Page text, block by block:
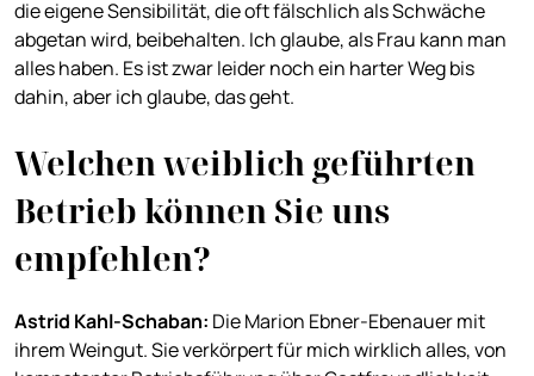
die eigene Sensibilität, die oft fälschlich als Schwäche
abgetan wird, beibehalten. Ich glaube, als Frau kann man
alles haben. Es ist zwar leider noch ein harter Weg bis
dahin, aber ich glaube, das geht.
Welchen weiblich geführten
Betrieb können Sie uns
empfehlen?
Astrid Kahl-Schaban: Die Marion Ebner-Ebenauer mit
ihrem Weingut. Sie verkörpert für mich wirklich alles, von